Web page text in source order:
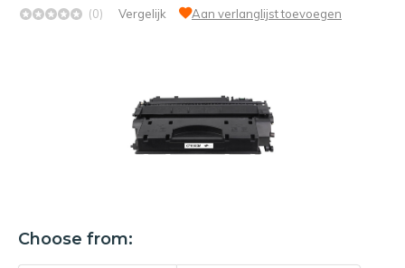
(0) Vergelijk Aan verlanglijst toevoegen
Choose from: